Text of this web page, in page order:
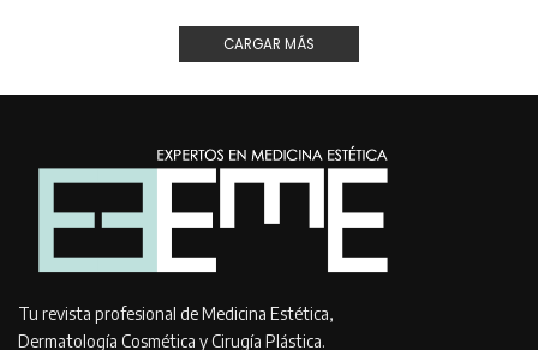
CARGAR MÁS
Tu revista profesional de Medicina Estética,
Dermatología Cosmética y Cirugía Plástica.